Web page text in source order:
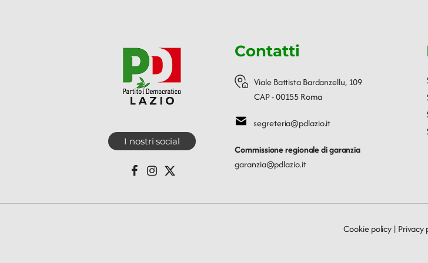
I nostri social
Contatti
Viale Battista Bardanzellu, 109
CAP - 00155 Roma
segreteria@pdlazio.it
Commissione regionale di garanzia
garanzia@pdlazio.it
Cookie policy | Privacy